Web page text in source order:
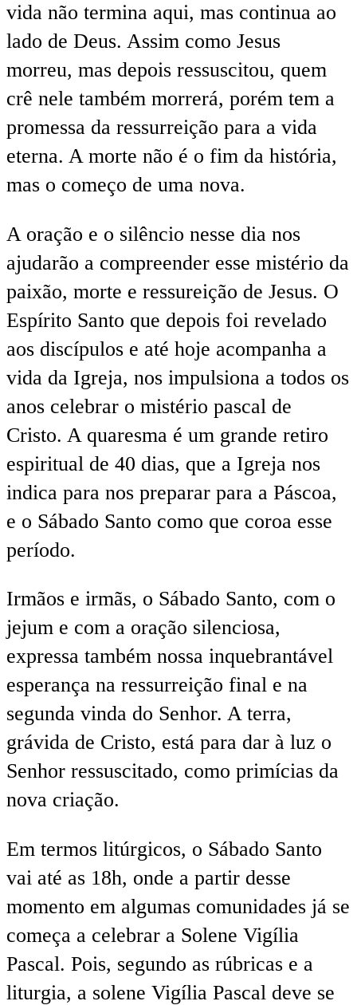
vida não termina aqui, mas continua ao
lado de Deus. Assim como Jesus
morreu, mas depois ressuscitou, quem
crê nele também morrerá, porém tem a
promessa da ressurreição para a vida
eterna. A morte não é o fim da história,
mas o começo de uma nova.
A oração e o silêncio nesse dia nos
ajudarão a compreender esse mistério da
paixão, morte e ressureição de Jesus. O
Espírito Santo que depois foi revelado
aos discípulos e até hoje acompanha a
vida da Igreja, nos impulsiona a todos os
anos celebrar o mistério pascal de
Cristo. A quaresma é um grande retiro
espiritual de 40 dias, que a Igreja nos
indica para nos preparar para a Páscoa,
e o Sábado Santo como que coroa esse
período.
Irmãos e irmãs, o Sábado Santo, com o
jejum e com a oração silenciosa,
expressa também nossa inquebrantável
esperança na ressurreição final e na
segunda vinda do Senhor. A terra,
grávida de Cristo, está para dar à luz o
Senhor ressuscitado, como primícias da
nova criação.
Em termos litúrgicos, o Sábado Santo
vai até as 18h, onde a partir desse
momento em algumas comunidades já se
começa a celebrar a Solene Vigília
Pascal. Pois, segundo as rúbricas e a
liturgia, a solene Vigília Pascal deve se